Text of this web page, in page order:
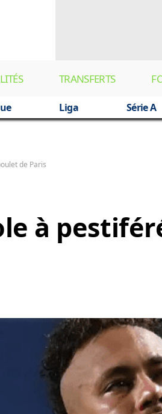
TRANSFERTS
Liga Série A
de Paris
à